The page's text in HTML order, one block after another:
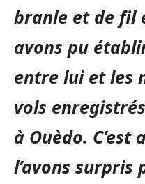
branle et de fil
avons pu
entre lui et les
vols
à Ouèdo. C’est
l’avons surpris